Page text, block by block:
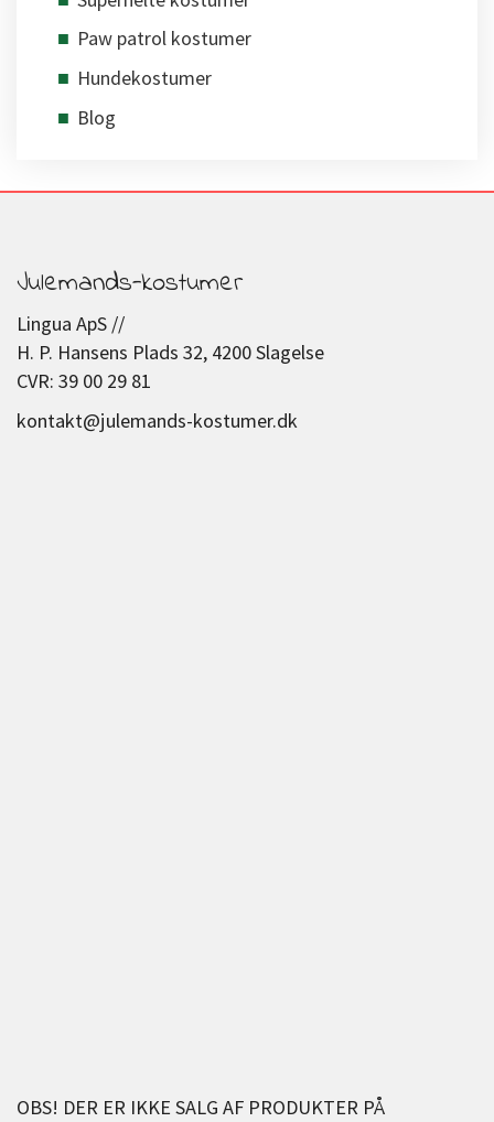
Paw patrol kostumer
Hundekostumer
Blog
Julemands-kostumer
Lingua ApS //
H. P. Hansens Plads 32, 4200 Slagelse
CVR: 39 00 29 81
kontakt@julemands-kostumer.dk
OBS! DER ER IKKE SALG AF PRODUKTER PÅ